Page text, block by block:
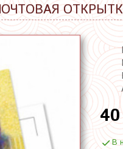
В